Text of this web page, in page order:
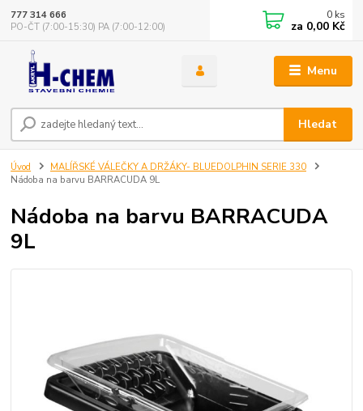
Menu
Hledat
777 314 666
PO-ČT (7:00-15:30) PA (7:00-12:00)
0 ks
za 0,00 Kč
Úvod
MALÍŘSKÉ VÁLEČKY A DRŽÁKY- BLUEDOLPHIN SERIE 330
Nádoba na barvu BARRACUDA 9L
Nádoba na barvu BARRACUDA
9L